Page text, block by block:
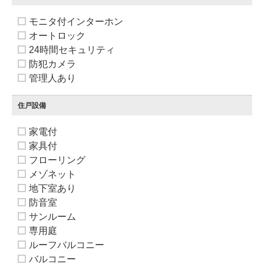
モニタ付インターホン
オートロック
24時間セキュリティ
防犯カメラ
管理人あり
住戸設備
家電付
家具付
フローリング
メゾネット
地下室あり
防音室
サンルーム
専用庭
ルーフバルコニー
バルコニー